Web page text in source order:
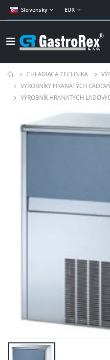
Slovensky EUR
CHLADIACA TECHNIKA
VÝROBNÍKY HRANATÝCH
VÝROBNÍK HRANATÝCH